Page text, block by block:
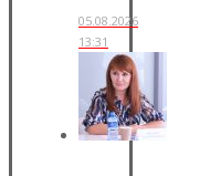
05.08.2026
13:31